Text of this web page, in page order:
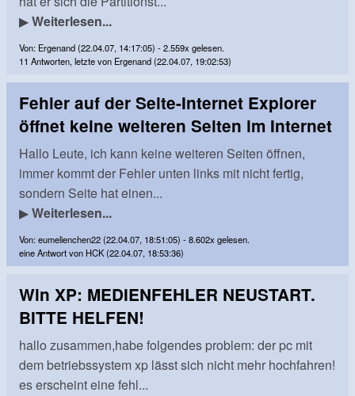
▶Weiterlesen...
Von: Ergenand (22.04.07, 14:17:05) - 2.559x gelesen.
11 Antworten, letzte von Ergenand (22.04.07, 19:02:53)
Fehler auf der Seite-Internet Explorer
öffnet keine weiteren Seiten im Internet
Hallo Leute, ich kann keine weiteren Seiten öffnen,
immer kommt der Fehler unten links mit nicht fertig,
sondern Seite hat einen...
▶Weiterlesen...
Von: eumelienchen22 (22.04.07, 18:51:05) - 8.602x gelesen.
eine Antwort von HCK (22.04.07, 18:53:36)
Win XP: MEDIENFEHLER NEUSTART.
BITTE HELFEN!
hallo zusammen,habe folgendes problem: der pc mit
dem betriebssystem xp lässt sich nicht mehr hochfahren!
es erscheint eine fehl...